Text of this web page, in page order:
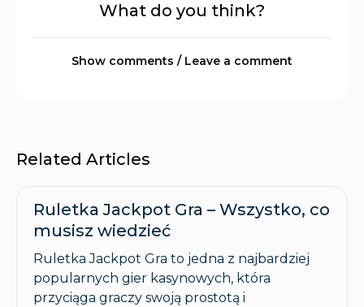
What do you think?
Show comments / Leave a comment
Related Articles
Ruletka Jackpot Gra – Wszystko, co
musisz wiedzieć
Ruletka Jackpot Gra to jedna z najbardziej
popularnych gier kasynowych, która
przyciąga graczy swoją prostotą i